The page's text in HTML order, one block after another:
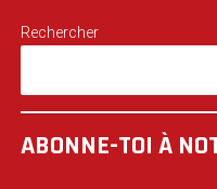
Rechercher
ABONNE-TOI À